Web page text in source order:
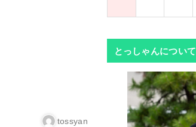
tossyan
とっしゃんについて